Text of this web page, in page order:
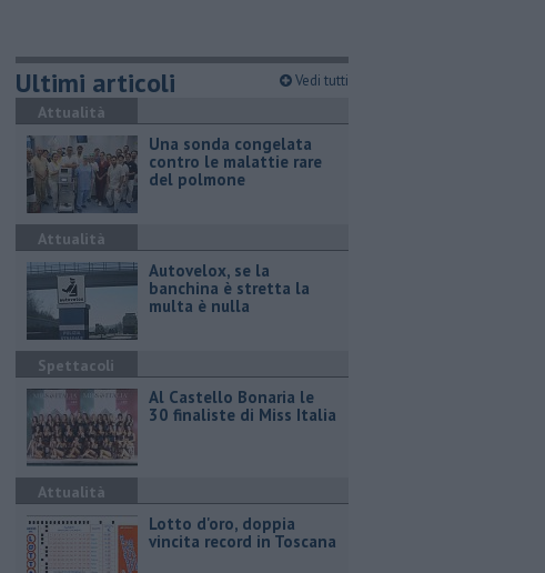
Ultimi articoli Vedi tutti
Attualità
Una sonda congelata
contro le malattie rare
del polmone
Attualità
Autovelox, se la
banchina è stretta la
multa è nulla
Spettacoli
Al Castello Bonaria le
30 finaliste di Miss Italia
Attualità
Lotto d'oro, doppia
vincita record in Toscana